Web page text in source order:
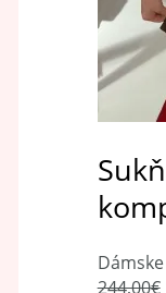
244,00€